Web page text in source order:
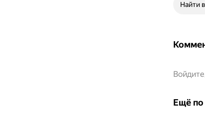
Найти
Ещё по